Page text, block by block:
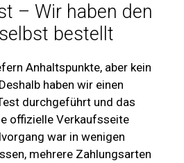
– Wir haben den
bestellt
Anhaltspunkte, aber kein
haben wir einen
durchgeführt und das
offizielle Verkaufsseite
war in wenigen
mehrere Zahlungsarten